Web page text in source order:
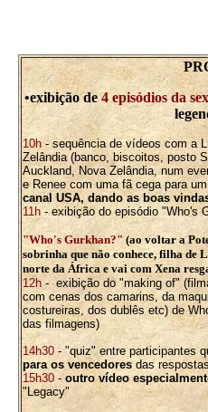
•exibição de 4 episódios da
10h- sequência de vídeos com a
Zelândia (banco, biscoitos, posto
Auckland, Nova Zelândia, num
e Renee com uma fã cega para
canal USA, dando as boas
11h- exibição do episódio "Who's
"Who's Gurkhan?" (ao voltar a
sobrinha que não conhece, filha de
norte da África e vai com Xena
12h- exibição do "making of"
com cenas dos camarins, da
costureiras, dos dublês etc) de
das filmagens)
14h30- "quiz" entre participantes
para os vencedoresdas
15h30-outro vídeo
"Legacy"